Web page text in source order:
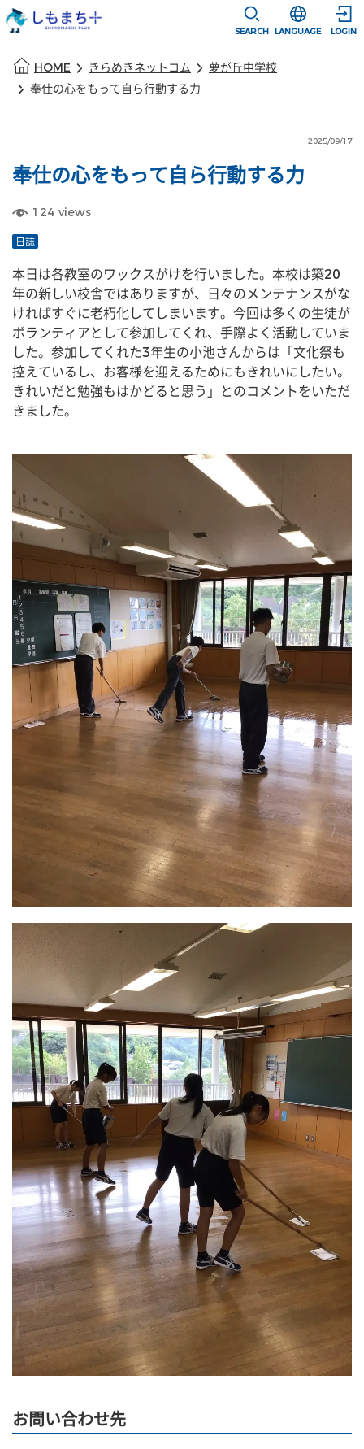
SEARCH
選択すると言
LANGUAGE LOGIN
HOME きらめきネットコム
夢が丘中学校
奉仕の心をもって自ら行動する力
2025/09/17
奉仕の心をもって自ら行動する力
124 views
日誌
本日は各教室のワックスがけを行いました。本校は築20
年の新しい校舎ではありますが、日々のメンテナンスがな
ければすぐに老朽化してしまいます。今回は多くの生徒が
ボランティアとして参加してくれ、手際よく活動していま
した。参加してくれた3年生の小池さんからは「文化祭も
控えているし、お客様を迎えるためにもきれいにしたい。
きれいだと勉強もはかどると思う」とのコメントをいただ
きました。
お問い合わせ先